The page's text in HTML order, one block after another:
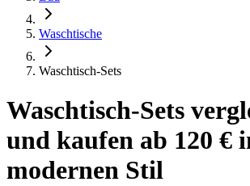
Waschtische
Waschtisch-Sets
Waschtisch-Sets
und kaufen ab 120 €
modernen Stil